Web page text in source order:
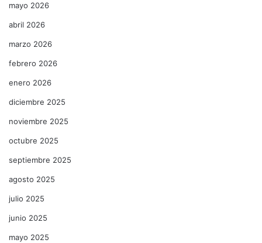
mayo 2026
abril 2026
marzo 2026
febrero 2026
enero 2026
diciembre 2025
noviembre 2025
octubre 2025
septiembre 2025
agosto 2025
julio 2025
junio 2025
mayo 2025